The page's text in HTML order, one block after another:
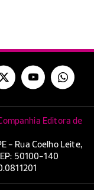
Editora de
- Rua Coelho Leite,
50100-140